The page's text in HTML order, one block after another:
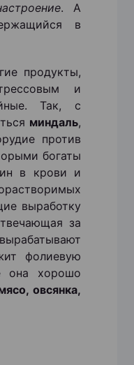
. А
в
продукты,
и
Так, с
миндаль,
против
богаты
в крови и
выработку
за
фолиевую
она хорошо
овсянка,